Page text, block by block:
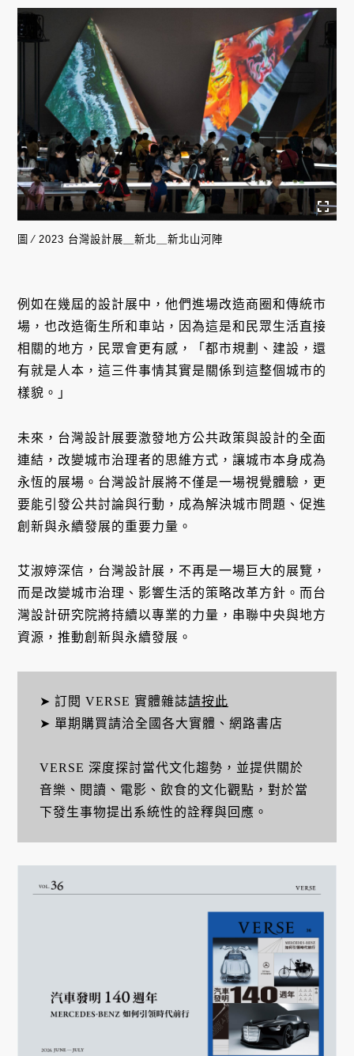
圖 ∕ 2023 台灣設計展＿新北＿新北山河陣
例如在幾屆的設計展中，他們進場改造商圈和傳統市
場，也改造衛生所和車站，因為這是和民眾生活直接
相關的地方，民眾會更有感，「都市規劃、建設，還
有就是人本，這三件事情其實是關係到這整個城市的
樣貌。」
未來，台灣設計展要激發地方公共政策與設計的全面
連結，改變城市治理者的思維方式，讓城市本身成為
永恆的展場。台灣設計展將不僅是一場視覺體驗，更
要能引發公共討論與行動，成為解決城市問題、促進
創新與永續發展的重要力量。
艾淑婷深信，台灣設計展，不再是一場巨大的展覽，
而是改變城市治理、影響生活的策略改革方針。而台
灣設計研究院將持續以專業的力量，串聯中央與地方
資源，推動創新與永續發展。
➤ 訂閱 VERSE 實體雜誌請按此
➤ 單期購買請洽全國各大實體、網路書店
VERSE 深度探討當代文化趨勢，並提供關於
音樂、閱讀、電影、飲食的文化觀點，對於當
下發生事物提出系統性的詮釋與回應。